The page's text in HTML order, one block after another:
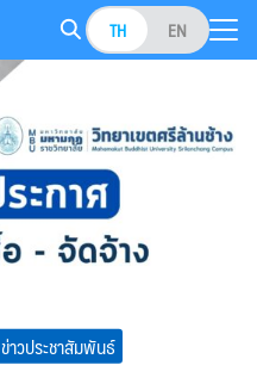
TH EN
ข่าวประชาสัมพันธ์